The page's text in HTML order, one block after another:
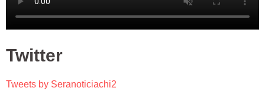
Twitter
Tweets by Seranoticiachi2